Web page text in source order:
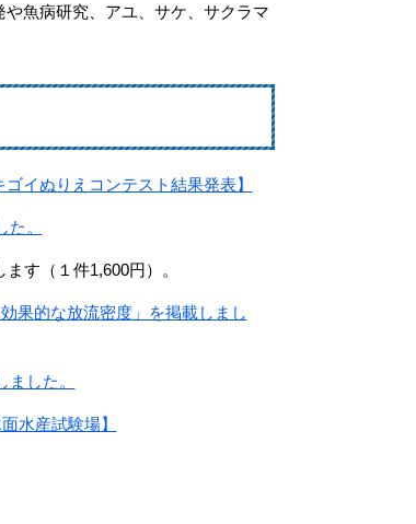
魚病研究、アユ、サケ、サクラマ
イぬりえコンテスト結果発表】
。
す（１件1,600円）。
果的な放流密度」を掲載しまし
した。
水産試験場】